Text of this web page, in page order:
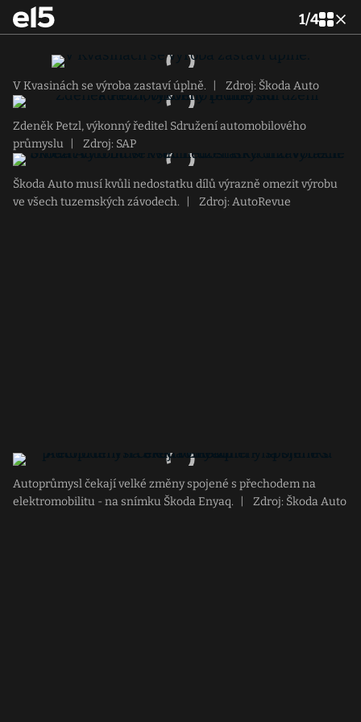
1/4
V Kvasinách se výroba zastaví úplně. Zdroj: Škoda Auto
Zdeněk Petzl, výkonný ředitel Sdružení automobilového
průmyslu
Zdroj: SAP
Škoda Auto musí kvůli nedostatku dílů výrazně omezit výrobu
ve všech tuzemských závodech.
Zdroj: AutoRevue
Autoprůmysl čekají velké změny spojené s přechodem na
elektromobilitu - na snímku Škoda Enyaq.
Zdroj: Škoda Auto